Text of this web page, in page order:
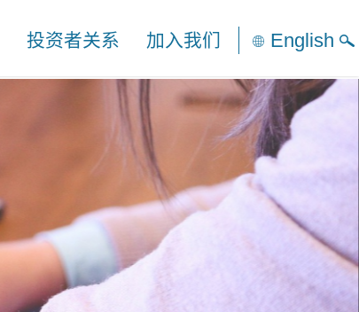
投资者关系 加入我们 English